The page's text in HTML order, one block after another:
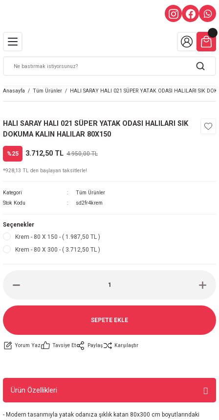
Anasayfa Tüm Ürünler HALI SARAY HALI 021 SÜPER YATAK ODASI HALILARI SIK
HALI SARAY HALI 021 SÜPER YATAK ODASI HALILARI SIK
DOKUMA KALIN HALILAR 80X150
%25 3.712,50 TL 4.950,00 TL
*928,13 TL den başlayan taksitlerle!
Kategori
Tüm Ürünler
Stok Kodu
sd2fr4krem
Seçenekler
Krem - 80 X 150 - ( 1.987,50 TL )
Krem - 80 X 300 - ( 3.712,50 TL )
SEPETE EKLE
Yorum Yaz Tavsiye Et Paylaş Karşılaştır
Ürün Özellikleri
- Modern tasarımıyla yatak odanıza şıklık katan 80x300 cm boyutlarındaki